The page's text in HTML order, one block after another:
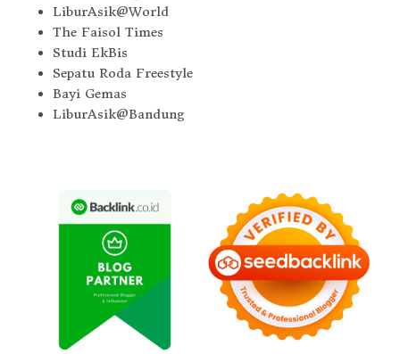
LiburAsik@World
The Faisol Times
Studi EkBis
Sepatu Roda Freestyle
Bayi Gemas
LiburAsik@Bandung